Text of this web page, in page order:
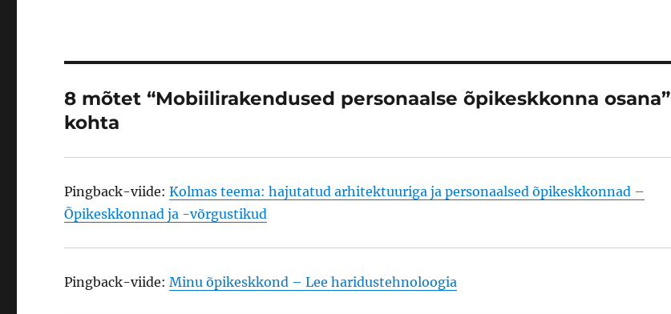
8 mõtet “Mobiilirakendused personaalse õpikeskkonna osana”
kohta
Pingback-viide:Kolmas teema: hajutatud arhitektuuriga ja personaalsed õpikeskkonnad –
Õpikeskkonnad ja -võrgustikud
Pingback-viide:Minu õpikeskkond – Lee haridustehnoloogia